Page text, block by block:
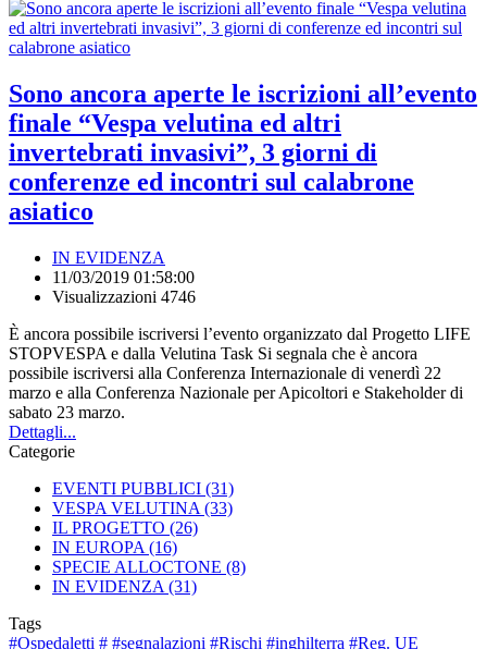
Sono ancora aperte le iscrizioni all’evento
finale “Vespa velutina ed altri
invertebrati invasivi”, 3 giorni di
conferenze ed incontri sul calabrone
asiatico
IN EVIDENZA
11/03/2019 01:58:00
Visualizzazioni 4746
È ancora possibile iscriversi l’evento organizzato dal Progetto LIFE
STOPVESPA e dalla Velutina Task Si segnala che è ancora
possibile iscriversi alla Conferenza Internazionale di venerdì 22
marzo e alla Conferenza Nazionale per Apicoltori e Stakeholder di
sabato 23 marzo.
Dettagli...
Categorie
EVENTI PUBBLICI (31)
VESPA VELUTINA (33)
IL PROGETTO (26)
IN EUROPA (16)
SPECIE ALLOCTONE (8)
IN EVIDENZA (31)
Tags
#Ospedaletti # #segnalazioni #Rischi #inghilterra #Reg. UE